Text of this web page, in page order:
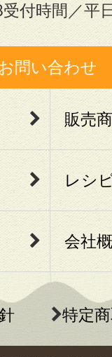
付時間／平
問い合わ
販売
レシ
会社
特定